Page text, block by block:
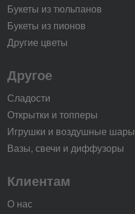
Букеты из тюльпанов
Букеты из пионов
Другие цветы
Другое
Сладости
Открытки и топперы
Игрушки и воздушные шары
Вазы, свечи и диффузоры
Клиентам
О нас